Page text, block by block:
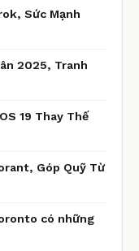
Sức Mạnh
2025, Tranh
19 Thay Thế
Góp Quỹ Từ
có những